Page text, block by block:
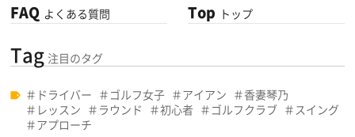
FAQ よくある質問 Top トップ
Tag 注目のタグ
ドライバー ゴルフ女子 アイアン
香妻琴乃
レッスン
ラウンド 初心者 ゴルフクラブ
スイング
アプローチ